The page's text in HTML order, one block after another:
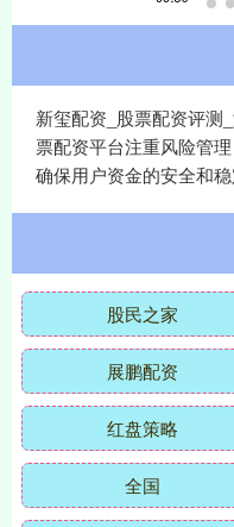
新玺配资_股票配资评测
票配资平台注重风险管
确保用户资金的安全和稳
股民之家
展鹏配资
红盘策略
全国